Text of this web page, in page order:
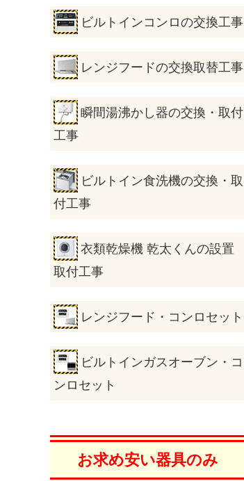
ビルトインコンロの交換工事
レンジフードの交換取替工事
瞬間湯沸かし器の交換・取付
工事
ビルトイン食洗機の交換・取
付工事
衣類乾燥機 乾太くんの設置
取付工事
レンジフード・コンロセット
ビルトインガスオーブン・コ
ンロセット
お求め安い器具のみ